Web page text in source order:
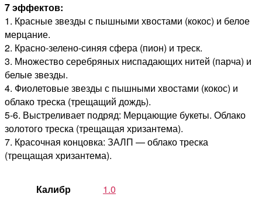
7 эффектов:
1. Красные звезды с пышными хвостами (кокос) и белое
мерцание.
2. Красно-зелено-синяя сфера (пион) и треск.
3. Множество серебряных ниспадающих нитей (парча) и
белые звезды.
4. Фиолетовые звезды с пышными хвостами (кокос) и
облако треска (трещащий дождь).
5-6. Выстреливает подряд: Мерцающие букеты. Облако
золотого треска (трещащая хризантема).
7. Красочная концовка: ЗАЛП — облако треска
(трещащая хризантема).
Калибр 1.0